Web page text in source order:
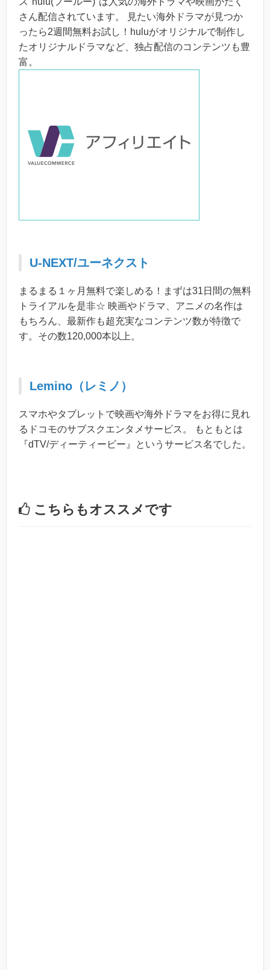
さん配信されています。 見たい海外ドラマが見つか
ったら2週間無料お試し！huluがオリジナルで制作し
たオリジナルドラマなど、独占配信のコンテンツも豊
富。
U-NEXT/ユーネクスト
まるまる１ヶ月無料で楽しめる！まずは31日間の無料
トライアルを是非☆ 映画やドラマ、アニメの名作は
もちろん、最新作も超充実なコンテンツ数が特徴で
す。その数120,000本以上。
Lemino（レミノ）
スマホやタブレットで映画や海外ドラマをお得に見れ
るドコモのサブスクエンタメサービス。 もともとは
『dTV/ディーティービー』というサービス名でした。
こちらもオススメです